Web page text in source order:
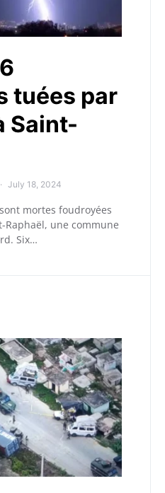
tuées par
Saint-
July 18, 2024
mortes foudroyées
une commune
Six…